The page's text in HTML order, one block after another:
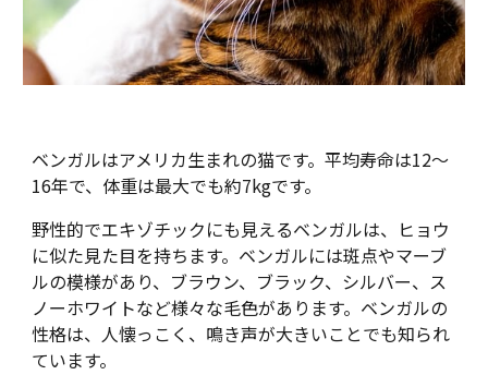
ベンガルはアメリカ生まれの猫です。平均寿命は12～
16年で、体重は最大でも約7kgです。
野性的でエキゾチックにも見えるベンガルは、ヒョウ
に似た見た目を持ちます。ベンガルには斑点やマーブ
ルの模様があり、ブラウン、ブラック、シルバー、ス
ノーホワイトなど様々な毛色があります。ベンガルの
性格は、人懐っこく、鳴き声が大きいことでも知られ
ています。